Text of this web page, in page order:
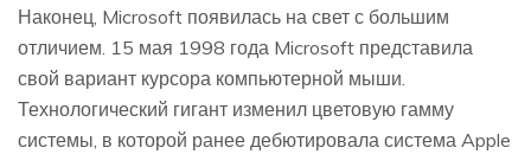
Наконец, Microsoft появилась на свет с большим
отличием. 15 мая 1998 года Microsoft представила
свой вариант курсора компьютерной мыши.
Технологический гигант изменил цветовую гамму
системы, в которой ранее дебютировала система Apple